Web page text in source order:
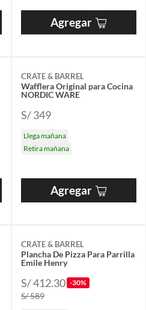
Agregar
CRATE & BARREL
Wafflera Original para Cocina
NORDIC WARE
S/ 349
Llega mañana
Retira mañana
Agregar
CRATE & BARREL
Plancha De Pizza Para Parrilla
Emile Henry
S/ 412.30 -30%
S/ 589